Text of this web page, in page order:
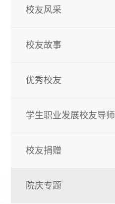
校友风采
校友故事
优秀校友
学生职业发展校友导师
校友捐赠
院庆专题